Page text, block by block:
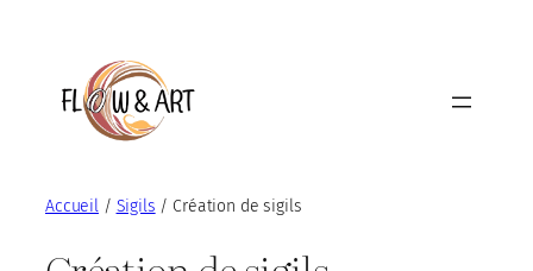
Accueil/ Sigils / Création de sigils